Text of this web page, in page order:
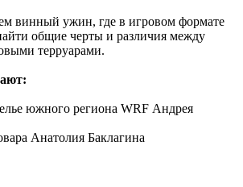
винный ужин, где в игровом формате
общие черты и различия между
терруарами.
южного региона WRF Андрея
Анатолия Баклагина